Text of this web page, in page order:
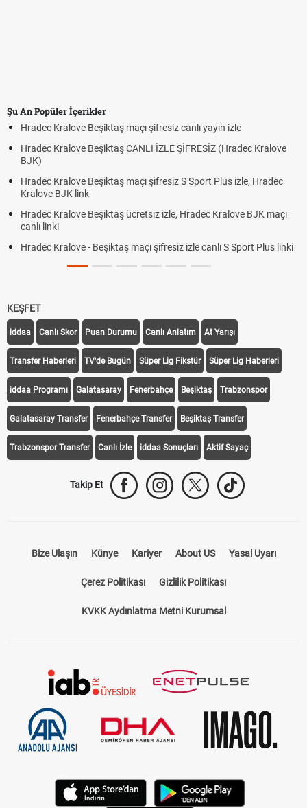
Şu An Popüler İçerikler
Hradec Kralove Beşiktaş maçı şifresiz canlı yayın izle
Hradec Kralove Beşiktaş CANLI İZLE ŞİFRESİZ (Hradec Kralove
BJK)
Hradec Kralove Beşiktaş maçı şifresiz S Sport Plus izle, Hradec
Kralove BJK link
Hradec Kralove Beşiktaş ücretsiz izle, Hradec Kralove BJK maçı
canlı linki
Hradec Kralove - Beşiktaş maçı şifresiz izle canlı S Sport Plus linki
KEŞFET
iddaa Canlı Skor Puan Durumu Canlı Anlatım At Yarışı
Transfer Haberleri TV'de Bugün Süper Lig Fikstür Süper Lig Haberleri
iddaa Programı Galatasaray Fenerbahçe Beşiktaş Trabzonspor
Galatasaray Transfer Fenerbahçe Transfer Beşiktaş Transfer
Trabzonspor Transfer Canlı İzle iddaa Sonuçları Aktif Sayaç
Takip Et
Bize Ulaşın Künye Kariyer About US Yasal Uyarı
Çerez Politikası Gizlilik Politikası
KVKK Aydınlatma Metni Kurumsal